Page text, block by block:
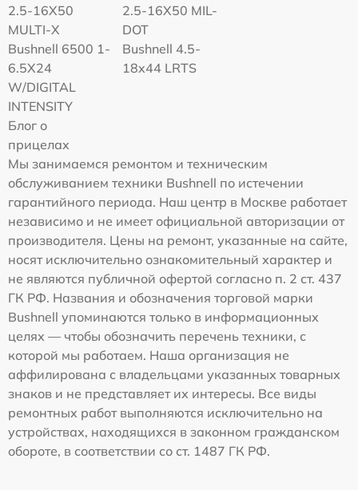
2.5-16X50
MULTI-X
2.5-16X50 MIL-
DOT
Bushnell 6500 1-
6.5X24
W/DIGITAL
INTENSITY
Bushnell 4.5-
18x44 LRTS
Блог о
прицелах
Мы занимаемся ремонтом и техническим
обслуживанием техники Bushnell по истечении
гарантийного периода. Наш центр в Москве работает
независимо и не имеет официальной авторизации от
производителя. Цены на ремонт, указанные на сайте,
носят исключительно ознакомительный характер и
не являются публичной офертой согласно п. 2 ст. 437
ГК РФ. Названия и обозначения торговой марки
Bushnell упоминаются только в информационных
целях — чтобы обозначить перечень техники, с
которой мы работаем. Наша организация не
аффилирована с владельцами указанных товарных
знаков и не представляет их интересы. Все виды
ремонтных работ выполняются исключительно на
устройствах, находящихся в законном гражданском
обороте, в соответствии со ст. 1487 ГК РФ.